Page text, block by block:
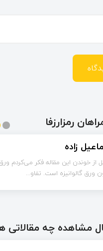
رمزارزفا
زاده
از خوندن این مقاله فکر می‌کردم
ورق گالوانیزه است. تفاو...
روابط عمومی
در بسیاری از بروکرها برداشت وجه یا
طرح می‌تواند باعث کاهش...
مشاهده چه مقالاتی